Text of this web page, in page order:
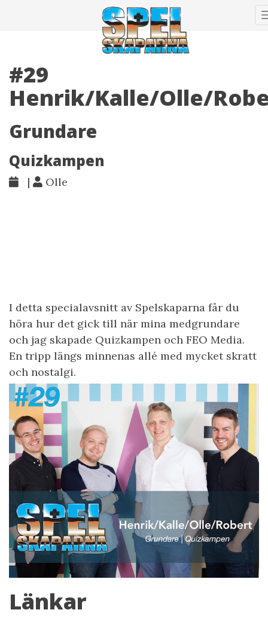
#29
Henrik/Kalle/Olle/
Grundare
Quizkampen
| Olle
I detta specialavsnitt av Spelskaparna får du
höra hur det gick till när mina medgrundare
och jag skapade Quizkampen och FEO Media.
En tripp längs minnenas allé med mycket skratt
och nostalgi.
Länkar